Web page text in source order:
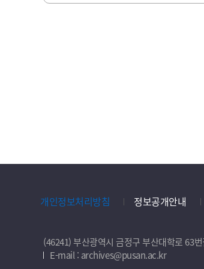
개인정보처리방침 정보공개안내
(46241) 부산광역시 금정구 부산대학로 63
E-mail : archives@pusan.ac.kr